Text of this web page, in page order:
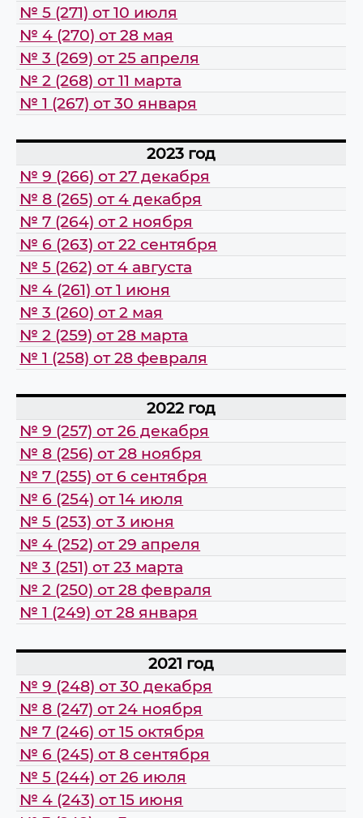
№ 5 (271) от 10 июля
№ 4 (270) от 28 мая
№ 3 (269) от 25 апреля
№ 2 (268) от 11 марта
№ 1 (267) от 30 января
2023 год
№ 9 (266) от 27 декабря
№ 8 (265) от 4 декабря
№ 7 (264) от 2 ноября
№ 6 (263) от 22 сентября
№ 5 (262) от 4 августа
№ 4 (261) от 1 июня
№ 3 (260) от 2 мая
№ 2 (259) от 28 марта
№ 1 (258) от 28 февраля
2022 год
№ 9 (257) от 26 декабря
№ 8 (256) от 28 ноября
№ 7 (255) от 6 сентября
№ 6 (254) от 14 июля
№ 5 (253) от 3 июня
№ 4 (252) от 29 апреля
№ 3 (251) от 23 марта
№ 2 (250) от 28 февраля
№ 1 (249) от 28 января
2021 год
№ 9 (248) от 30 декабря
№ 8 (247) от 24 ноября
№ 7 (246) от 15 октября
№ 6 (245) от 8 сентября
№ 5 (244) от 26 июля
№ 4 (243) от 15 июня